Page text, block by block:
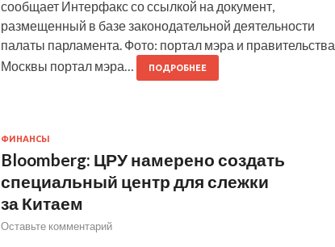
сообщает Интерфакс со ссылкой на документ,
размещенный в базе законодательной деятельности
палаты парламента. Фото: портал мэра и правительства
Москвы портал мэра…
ПОДРОБНЕЕ
ФИНАНСЫ
Bloomberg: ЦРУ намерено создать
специальный центр для слежки
за Китаем
Оставьте комментарий